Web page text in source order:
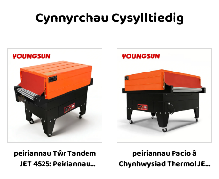
Cynnyrchau Cysylltiedig
peiriannau Tŵr Tandem
JET 4525: Peiriannau
peiriannau Pacio â
Chynhwysiad Thermol JET